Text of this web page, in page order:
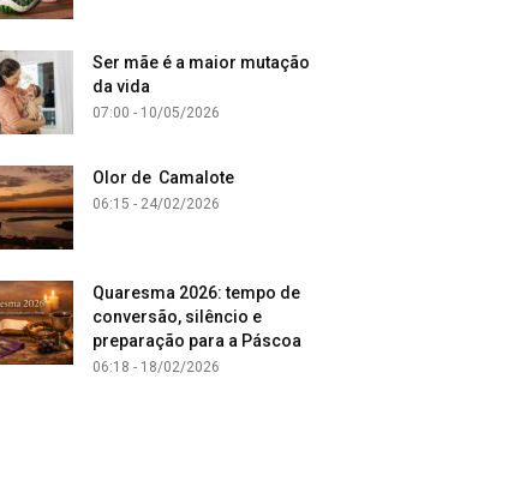
Ser mãe é a maior mutação
da vida
07:00 - 10/05/2026
Olor de Camalote
06:15 - 24/02/2026
Quaresma 2026: tempo de
conversão, silêncio e
preparação para a Páscoa
06:18 - 18/02/2026